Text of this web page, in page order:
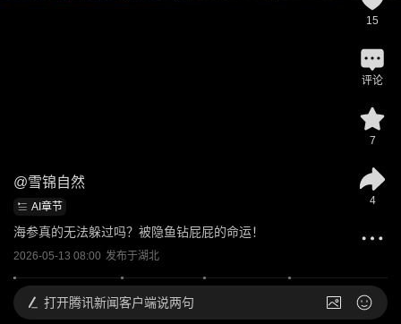
@雪锦自然
AI章节
海参真的无法躲过吗？被隐鱼钻屁屁的命运！
2026-05-13 08:00 发布于湖北
15
评论
7
4
打开腾讯新闻客户端说两句